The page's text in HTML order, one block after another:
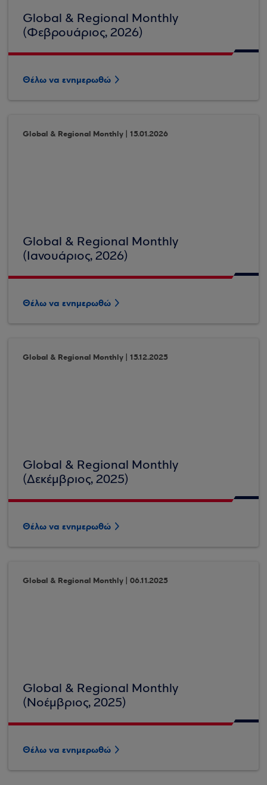
Global & Regional Monthly
(Φεβρουάριος, 2026)
Θέλω να ενημερωθώ
Global & Regional Monthly | 15.01.2026
Global & Regional Monthly
(Ιανουάριος, 2026)
Θέλω να ενημερωθώ
Global & Regional Monthly | 15.12.2025
Global & Regional Monthly
(Δεκέμβριος, 2025)
Θέλω να ενημερωθώ
Global & Regional Monthly | 06.11.2025
Global & Regional Monthly
(Νοέμβριος, 2025)
Θέλω να ενημερωθώ